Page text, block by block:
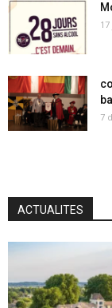
7
ACTUALITES